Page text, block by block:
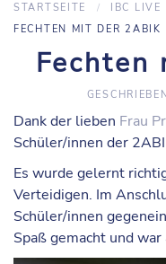
STARTSEITE IBC LIVE
FECHTEN MIT DER 2ABIK
Fechten
Dank der lieben Frau
Schüler/innen der
Es wurde gelernt
Verteidigen. Im
Schüler/innen
Spaß gemacht und